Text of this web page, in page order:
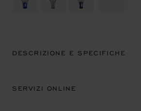
DESCRIZIONE E SPECIFICHE
SERVIZI ONLINE